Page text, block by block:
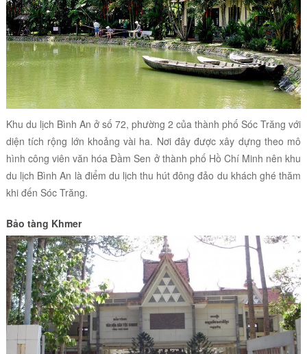
Khu du lịch Bình An ở số 72, phường 2 của thành phố Sóc Trăng với
diện tích rộng lớn khoảng vài ha. Nơi đây được xây dựng theo mô
hình công viên văn hóa Đầm Sen ở thành phố Hồ Chí Minh nên khu
du lịch Bình An là điểm du lịch thu hút đông đảo du khách ghé thăm
khi đến Sóc Trăng.
Bảo tàng Khmer